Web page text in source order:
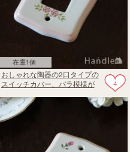
在庫1個
4
おしゃれな陶器の2口タイプの
スイッチカバー、バラ模様が
ントプレート